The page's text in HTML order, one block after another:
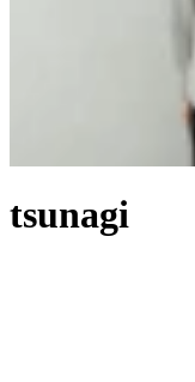
tsunagi